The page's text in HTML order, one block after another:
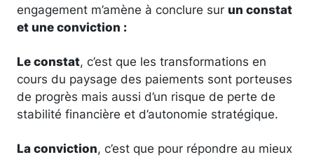
engagement m’amène à conclure sur un constat
et une conviction :
Le constat, c’est que les transformations en
cours du paysage des paiements sont porteuses
de progrès mais aussi d’un risque de perte de
stabilité financière et d’autonomie stratégique.
La conviction, c’est que pour répondre au mieux